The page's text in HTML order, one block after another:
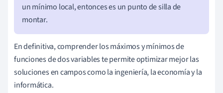
un mínimo local, entonces es un punto de silla de
montar.
En definitiva, comprender los máximos y mínimos de
funciones de dos variables te permite optimizar mejor las
soluciones en campos como la ingeniería, la economía y la
informática.